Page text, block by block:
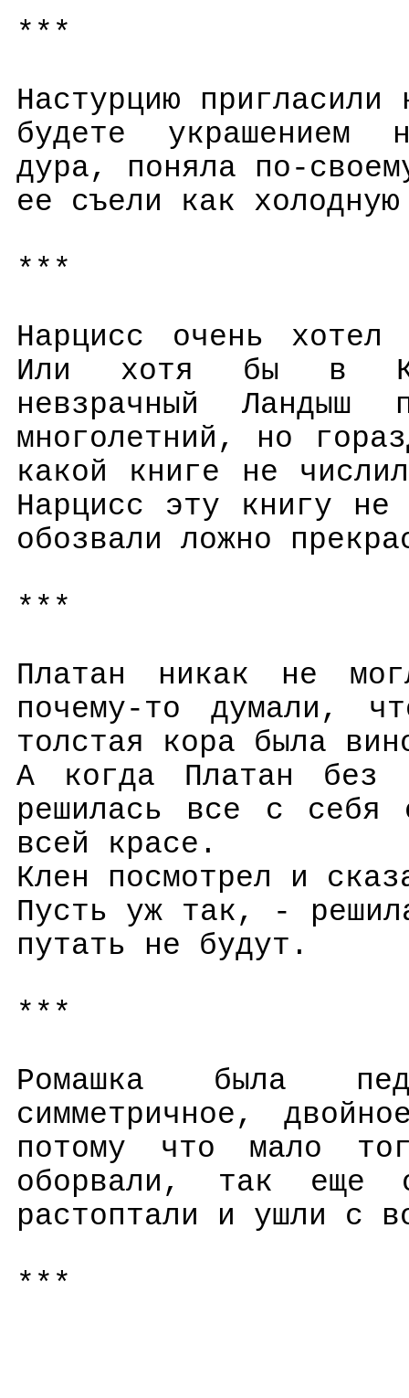
***
Настурцию
будете украшением
дура, поняла по-
ее съели как
***
Нарцисс очень
Или хотя бы в
невзрачный
многолетний, но
какой книге не
Нарцисс эту книгу
обозвали ложно
***
Платан никак не
почему-то думали,
толстая кора была
А когда Платан без
решилась все с себя
всей красе.
Клен посмотрел и
Пусть уж так, -
путать не будут.
***
Ромашка была
симметричное,
потому что мало
оборвали, так еще
растоптали и ушли с
***